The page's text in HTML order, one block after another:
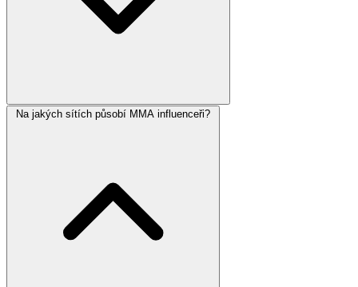
Na jakých sítích působí MMA influenceři?